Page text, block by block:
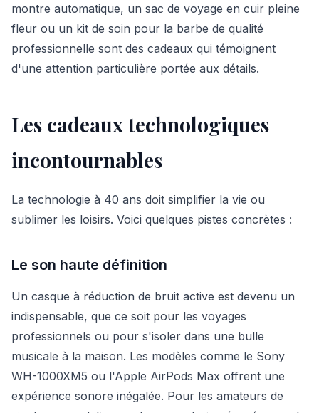
montre automatique, un sac de voyage en cuir pleine
fleur ou un kit de soin pour la barbe de qualité
professionnelle sont des cadeaux qui témoignent
d'une attention particulière portée aux détails.
Les cadeaux technologiques
incontournables
La technologie à 40 ans doit simplifier la vie ou
sublimer les loisirs. Voici quelques pistes concrètes :
Le son haute définition
Un casque à réduction de bruit active est devenu un
indispensable, que ce soit pour les voyages
professionnels ou pour s'isoler dans une bulle
musicale à la maison. Les modèles comme le Sony
WH-1000XM5 ou l'Apple AirPods Max offrent une
expérience sonore inégalée. Pour les amateurs de